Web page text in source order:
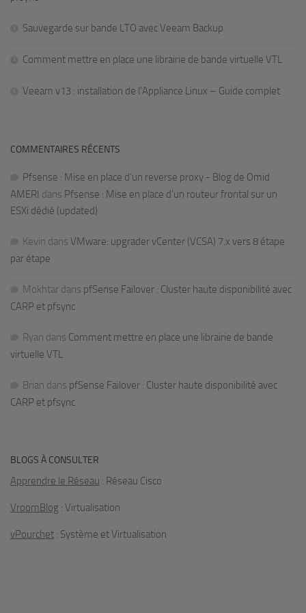
Sauvegarde sur bande LTO avec Veeam Backup
Comment mettre en place une librairie de bande virtuelle VTL
Veeam v13 : installation de l’Appliance Linux – Guide complet
COMMENTAIRES RÉCENTS
Pfsense : Mise en place d’un reverse proxy - Blog de Omid
AMERI dans Pfsense : Mise en place d’un routeur frontal sur un
ESXi dédié (updated)
Kevin dans VMware: upgrader vCenter (VCSA) 7.x vers 8 étape
par étape
Mokhtar dans pfSense Failover : Cluster haute disponibilité avec
CARP et pfsync
Ryan dans Comment mettre en place une librairie de bande
virtuelle VTL
Brian dans pfSense Failover : Cluster haute disponibilité avec
CARP et pfsync
BLOGS À CONSULTER
Apprendre le Réseau : Réseau Cisco
VroomBlog : Virtualisation
vPourchet : Système et Virtualisation